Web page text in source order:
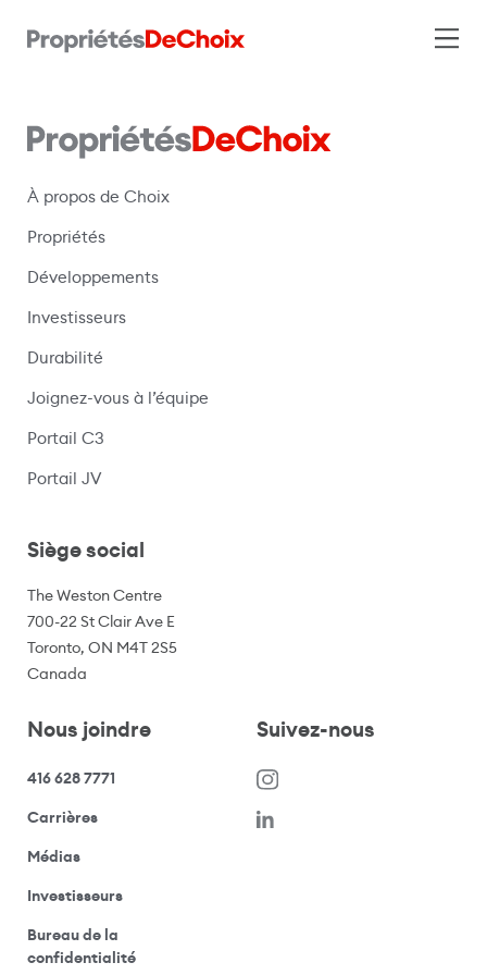
À propos de Choix
Propriétés
Développements
Investisseurs
Durabilité
Joignez-vous à l’équipe
Portail C3
Portail JV(s’ouvre dans une nouvelle fenêtre)
Siège social
The Weston Centre
700-22 St Clair Ave E
Toronto, ON M4T 2S5
Canada
Nous joindre
416 628 7771
Carrières(s’ouvre dans une nouvelle fenêtre)
Médias(ouvre votre application de messagerie)
Investisseurs(ouvre votre application de messagerie)
Bureau de la
confidentialité(ouvre votre application de messagerie)
Suivez-nous